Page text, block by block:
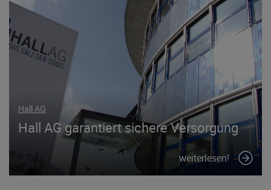
Hall AG
Hall AG garantiert sichere Versorgung
weiterlesen!